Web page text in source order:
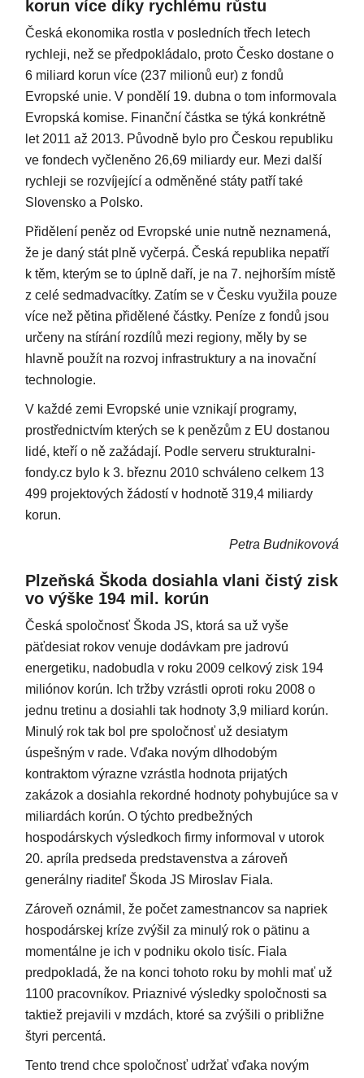
korun více díky rychlému růstu
Česká ekonomika rostla v posledních třech letech
rychleji, než se předpokládalo, proto Česko dostane o
6 miliard korun více (237 milionů eur) z fondů
Evropské unie. V pondělí 19. dubna o tom informovala
Evropská komise. Finanční částka se týká konkrétně
let 2011 až 2013. Původně bylo pro Českou republiku
ve fondech vyčleněno 26,69 miliardy eur. Mezi další
rychleji se rozvíjející a odměněné státy patří také
Slovensko a Polsko.
Přidělení peněz od Evropské unie nutně neznamená,
že je daný stát plně vyčerpá. Česká republika nepatří
k těm, kterým se to úplně daří, je na 7. nejhorším místě
z celé sedmadvacítky. Zatím se v Česku využila pouze
více než pětina přidělené částky. Peníze z fondů jsou
určeny na stírání rozdílů mezi regiony, měly by se
hlavně použít na rozvoj infrastruktury a na inovační
technologie.
V každé zemi Evropské unie vznikají programy,
prostřednictvím kterých se k penězům z EU dostanou
lidé, kteří o ně zažádají. Podle serveru strukturalni-
fondy.cz bylo k 3. březnu 2010 schváleno celkem 13
499 projektových žádostí v hodnotě 319,4 miliardy
korun.
Petra Budnikovová
Plzeňská Škoda dosiahla vlani čistý zisk
vo výške 194 mil. korún
Česká spoločnosť Škoda JS, ktorá sa už vyše
päťdesiat rokov venuje dodávkam pre jadrovú
energetiku, nadobudla v roku 2009 celkový zisk 194
miliónov korún. Ich tržby vzrástli oproti roku 2008 o
jednu tretinu a dosiahli tak hodnoty 3,9 miliard korún.
Minulý rok tak bol pre spoločnosť už desiatym
úspešným v rade. Vďaka novým dlhodobým
kontraktom výrazne vzrástla hodnota prijatých
zakázok a dosiahla rekordné hodnoty pohybujúce sa v
miliardách korún. O týchto predbežných
hospodárskych výsledkoch firmy informoval v utorok
20. apríla predseda predstavenstva a zároveň
generálny riaditeľ Škoda JS Miroslav Fiala.
Zároveň oznámil, že počet zamestnancov sa napriek
hospodárskej kríze zvýšil za minulý rok o pätinu a
momentálne je ich v podniku okolo tisíc. Fiala
predpokladá, že na konci tohoto roku by mohli mať už
1100 pracovníkov. Priaznivé výsledky spoločnosti sa
taktiež prejavili v mzdách, ktoré sa zvýšili o približne
štyri percentá.
Tento trend chce spoločnosť udržať vďaka novým